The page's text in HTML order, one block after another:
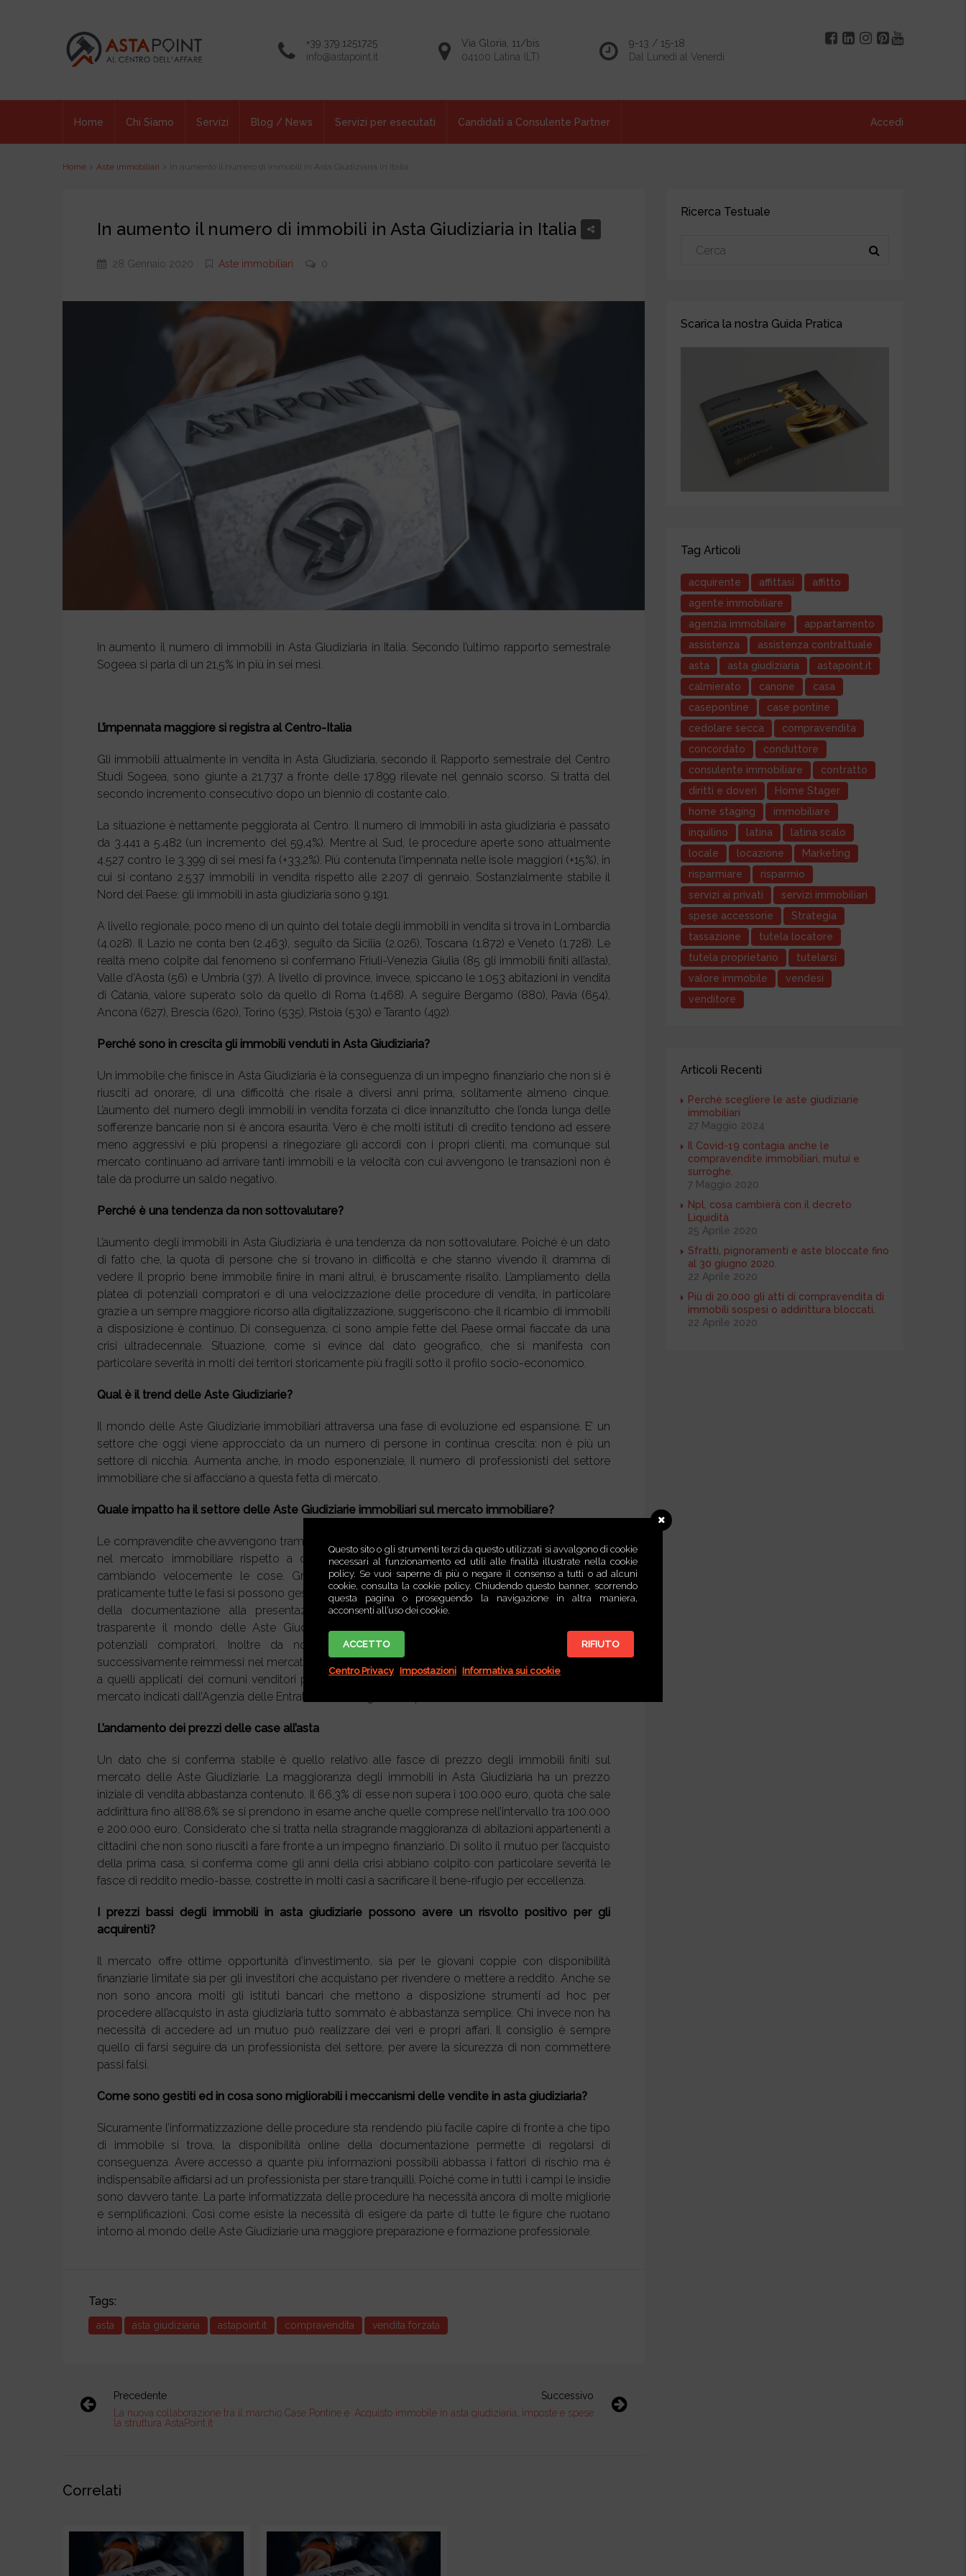
9-13 / 15-18
Dal Lunedì al Venerdì
Via Gloria, 11/bis
04100 Latina (LT)
+39.379.1251725
info@astapoint.it
Home Chi Siamo Servizi Blog / News Servizi per esecutati Candidati a Consulente Partner Accedi
Home Aste immobiliari In aumento il numero di immobili in Asta Giudiziaria in Italia
In aumento il numero di immobili in Asta Giudiziaria in Italia
28 Gennaio 2020 Aste immobiliari 0
In aumento il numero di immobili in Asta Giudiziaria in Italia. Secondo l’ultimo rapporto semestrale
Sogeea si parla di un 21,5% in più in sei mesi.
L’impennata maggiore si registra al Centro-Italia
Gli immobili attualmente in vendita in Asta Giudiziaria, secondo il Rapporto semestrale del Centro
Studi Sogeea, sono giunte a 21.737 a fronte delle 17.899 rilevate nel gennaio scorso. Si tratta del
secondo incremento consecutivo dopo un biennio di costante calo.
La situazione è nettamente peggiorata al Centro. Il numero di immobili in asta giudiziaria è passato
da 3.441 a 5.482 (un incremento del 59,4%). Mentre al Sud, le procedure aperte sono attualmente
4.527 contro le 3.399 di sei mesi fa (+33,2%). Più contenuta l’impennata nelle isole maggiori (+15%), in
cui si contano 2.537 immobili in vendita rispetto alle 2.207 di gennaio. Sostanzialmente stabile il
Nord del Paese: gli immobili in asta giudiziaria sono 9.191.
A livello regionale, poco meno di un quinto del totale degli immobili in vendita si trova in Lombardia
(4.028). Il Lazio ne conta ben (2.463), seguito da Sicilia (2.026), Toscana (1.872) e Veneto (1.728). Le
realtà meno colpite dal fenomeno si confermano Friuli-Venezia Giulia (85 gli immobili finiti all’asta),
Valle d’Aosta (56) e Umbria (37). A livello di province, invece, spiccano le 1.053 abitazioni in vendita
di Catania, valore superato solo da quello di Roma (1.468). A seguire Bergamo (880), Pavia (654),
Ancona (627), Brescia (620), Torino (535), Pistoia (530) e Taranto (492).
Perché sono in crescita gli immobili venduti in Asta Giudiziaria?
Un immobile che finisce in Asta Giudiziaria è la conseguenza di un impegno finanziario che non si è
riusciti ad onorare, di una difficoltà che risale a diversi anni prima, solitamente almeno cinque.
L’aumento del numero degli immobili in vendita forzata ci dice innanzitutto che l’onda lunga delle
sofferenze bancarie non si è ancora esaurita. Vero è che molti istituti di credito tendono ad essere
meno aggressivi e più propensi a rinegoziare gli accordi con i propri clienti, ma comunque sul
mercato continuano ad arrivare tanti immobili e la velocità con cui avvengono le transazioni non è
tale da produrre un saldo negativo.
Perché è una tendenza da non sottovalutare?
L’aumento degli immobili in Asta Giudiziaria è una tendenza da non sottovalutare. Poiché è un dato
di fatto che, la quota di persone che si trovano in difficoltà e che stanno vivendo il dramma di
vedere il proprio bene immobile finire in mani altrui, è bruscamente risalito. L’ampliamento della
platea di potenziali compratori e di una velocizzazione delle procedure di vendita, in particolare
grazie a un sempre maggiore ricorso alla digitalizzazione, suggeriscono che il ricambio di immobili
a disposizione è continuo. Di conseguenza, ci sono ampie fette del Paese ormai fiaccate da una
crisi ultradecennale. Situazione, come si evince dal dato geografico, che si manifesta con
particolare severità in molti dei territori storicamente più fragili sotto il profilo socio-economico.
Qual è il trend delle Aste Giudiziarie?
Il mondo delle Aste Giudiziarie immobiliari attraversa una fase di evoluzione ed espansione. E’ un
settore che oggi viene approcciato da un numero di persone in continua crescita: non è più un
settore di nicchia. Aumenta anche, in modo esponenziale, il numero di professionisti del settore
immobiliare che si affacciano a questa fetta di mercato.
Quale impatto ha il settore delle Aste Giudiziarie immobiliari sul mercato immobiliare?
Le compravendite che avvengono tramite Asta Giudiziaria rappresentano ancora una realtà limitata
nel mercato immobiliare rispetto a quelle di stampo classico. La digitalizzazione però sta
cambiando velocemente le cose. Grazie ai portali specializzati e agli strumenti informatici,
praticamente tutte le fasi si possono gestire a distanza: dalla scelta dell’immobile alla consultazione
della documentazione alla presentazione dell’offerta. Innovare, semplificare e rendere più
trasparente il mondo delle Aste Giudiziarie significa automaticamente allargare la platea dei
potenziali compratori. Inoltre da non sottovalutare che, i beni immobili che vengono
successivamente reimmessi nel mercato per rivendita, hanno prezzi molto più convenienti rispetto
a quelli applicati dei comuni venditori privati, che ancora non accettano il calo dei valori medi di
mercato indicati dall’Agenzia delle Entrate. La strada giusta è questa.
L’andamento dei prezzi delle case all’asta
Un dato che si conferma stabile è quello relativo alle fasce di prezzo degli immobili finiti sul
mercato delle Aste Giudiziarie. La maggioranza degli immobili in Asta Giudiziaria ha un prezzo
iniziale di vendita abbastanza contenuto. Il 66,3% di esse non supera i 100.000 euro, quota che sale
addirittura fino all’88,6% se si prendono in esame anche quelle comprese nell’intervallo tra 100.000
e 200.000 euro. Considerato che si tratta nella stragrande maggioranza di abitazioni appartenenti a
cittadini che non sono riusciti a fare fronte a un impegno finanziario. Di solito il mutuo per l’acquisto
della prima casa, si conferma come gli anni della crisi abbiano colpito con particolare severità le
fasce di reddito medio-basse, costrette in molti casi a sacrificare il bene-rifugio per eccellenza.
I prezzi bassi degli immobili in asta giudiziarie possono avere un risvolto positivo per gli
acquirenti?
Il mercato offre ottime opportunità d’investimento, sia per le giovani coppie con disponibilità
finanziarie limitate sia per gli investitori che acquistano per rivendere o mettere a reddito. Anche se
non sono ancora molti gli istituti bancari che mettono a disposizione strumenti ad hoc per
procedere all’acquisto in asta giudiziaria tutto sommato è abbastanza semplice. Chi invece non ha
necessità di accedere ad un mutuo può realizzare dei veri e propri affari. Il consiglio è sempre
quello di farsi seguire da un professionista del settore, per avere la sicurezza di non commettere
passi falsi.
Come sono gestiti ed in cosa sono migliorabili i meccanismi delle vendite in asta giudiziaria?
Sicuramente l’informatizzazione delle procedure sta rendendo più facile capire di fronte a che tipo
di immobile si trova, la disponibilità online della documentazione permette di regolarsi di
conseguenza. Avere accesso a quante più informazioni possibili abbassa i fattori di rischio ma è
indispensabile affidarsi ad un professionista per stare tranquilli. Poiché come in tutti i campi le insidie
sono davvero tante. La parte informatizzata delle procedure ha necessità ancora di molte migliorie
e semplificazioni. Così come esiste la necessità di esigere da parte di tutte le figure che ruotano
intorno al mondo delle Aste Giudiziarie una maggiore preparazione e formazione professionale.
Tags:
asta asta giudiziaria astapoint.it compravendita vendita forzata
Precedente
La nuova collaborazione tra il marchio Case Pontine e
la struttura AstaPoint.it
Successivo
Acquisto immobile in asta giudiziaria, imposte e spese
Correlati
Ricerca Testuale
Scarica la nostra Guida Pratica
Tag Articoli
acquirente affittasi
affitto
agente immobiliare
agenzia immobilaire
appartamento
assistenza
assistenza contrattuale
asta
asta giudiziaria
astapoint.it
calmierato
canone
casa
casepontine
case pontine
cedolare secca
compravendita
concordato
conduttore
consulente immobiliare
contratto
diritti e doveri
Home Stager
home staging
immobiliare
inquilino
latina
latina scalo
locale
locazione
Marketing
risparmiare
risparmio
servizi ai privati
servizi immobiliari
spese accessorie
Strategia
tassazione
tutela locatore
tutela proprietario
tutelarsi
valore immobile
vendesi
venditore
Articoli Recenti
Perché scegliere le aste giudiziarie
immobiliari
27 Maggio 2024
Il Covid-19 contagia anche le
compravendite immobiliari, mutui e
surroghe.
7 Maggio 2020
Npl, cosa cambierà con il decreto
Liquidità
25 Aprile 2020
Sfratti, pignoramenti e aste bloccate fino
al 30 giugno 2020.
22 Aprile 2020
Più di 20.000 gli atti di compravendita di
immobili sospesi o addirittura bloccati.
22 Aprile 2020
Questo sito o gli strumenti terzi da questo utilizzati si avvalgono di cookie
necessari al funzionamento ed utili alle finalità illustrate nella cookie
policy. Se vuoi saperne di più o negare il consenso a tutti o ad alcuni
cookie, consulta la cookie policy. Chiudendo questo banner, scorrendo
questa pagina o proseguendo la navigazione in altra maniera,
acconsenti all’uso dei cookie.
ACCETTO RIFIUTO
Centro Privacy Impostazioni Informativa sui cookie